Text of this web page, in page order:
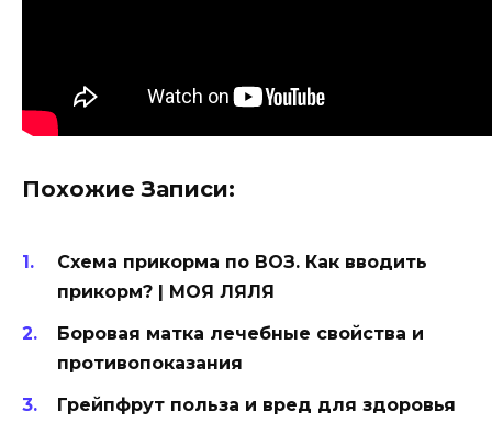
Похожие Записи:
Схема прикорма по ВОЗ. Как вводить
прикорм? | МОЯ ЛЯЛЯ
Боровая матка лечебные свойства и
противопоказания
Грейпфрут польза и вред для здоровья